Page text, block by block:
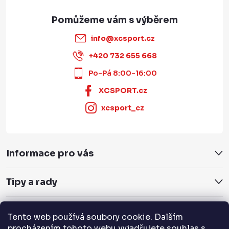
Tento web používá soubory cookie. Dalším
info@xcsport.cz
+420 732 655 668
Po-Pá 8:00-16:00
XCSPORT.cz
xcsport_cz
Informace pro vás
Tipy a rady
Servis a služby